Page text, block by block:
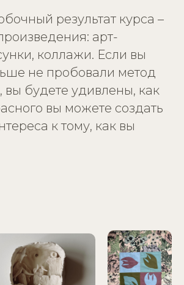
результат курса –
арт-
коллажи. Если вы
не пробовали метод
вы будете удивлены, как
вы можете создать
к тому, как вы